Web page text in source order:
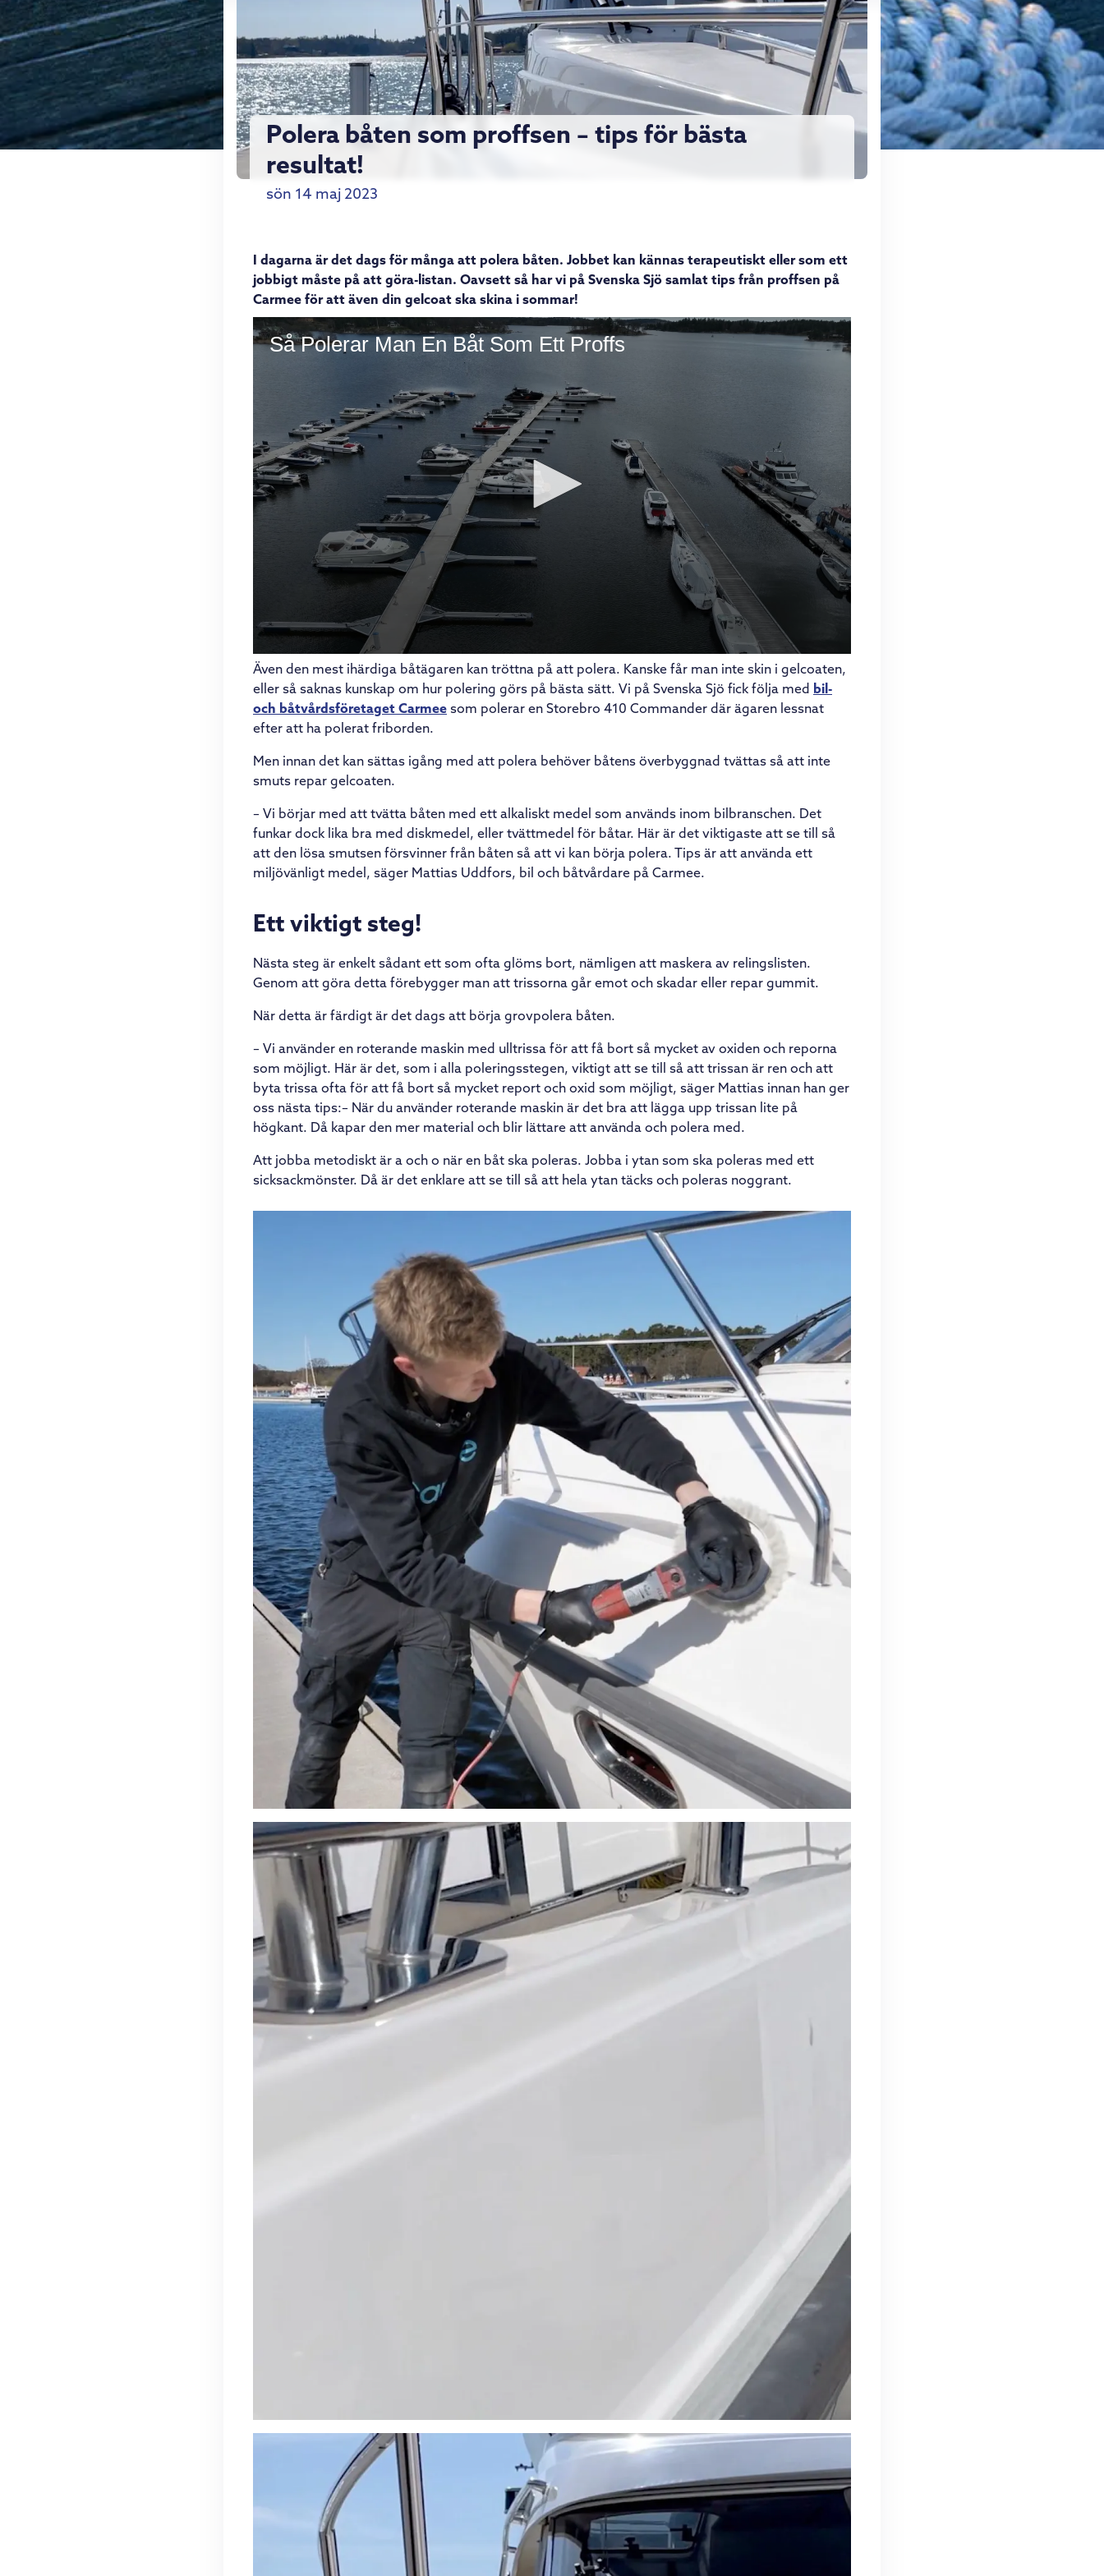
Polera båten som proffsen – tips för bästa
resultat!
sön 14 maj 2023
I dagarna är det dags för många att polera båten. Jobbet kan kännas terapeutiskt eller som ett
jobbigt måste på att göra-listan. Oavsett så har vi på Svenska Sjö samlat tips från proffsen på
Carmee för att även din gelcoat ska skina i sommar!
Även den mest ihärdiga båtägaren kan tröttna på att polera. Kanske får man inte skin i gelcoaten,
eller så saknas kunskap om hur polering görs på bästa sätt. Vi på Svenska Sjö fick följa med bil-
och båtvårdsföretaget Carmee som polerar en Storebro 410 Commander där ägaren lessnat
efter att ha polerat friborden.
Men innan det kan sättas igång med att polera behöver båtens överbyggnad tvättas så att inte
smuts repar gelcoaten.
– Vi börjar med att tvätta båten med ett alkaliskt medel som används inom bilbranschen. Det
funkar dock lika bra med diskmedel, eller tvättmedel för båtar. Här är det viktigaste att se till så
att den lösa smutsen försvinner från båten så att vi kan börja polera. Tips är att använda ett
miljövänligt medel, säger Mattias Uddfors, bil och båtvårdare på Carmee.
Ett viktigt steg!
Nästa steg är enkelt sådant ett som ofta glöms bort, nämligen att maskera av relingslisten.
Genom att göra detta förebygger man att trissorna går emot och skadar eller repar gummit.
När detta är färdigt är det dags att börja grovpolera båten.
– Vi använder en roterande maskin med ulltrissa för att få bort så mycket av oxiden och reporna
som möjligt. Här är det, som i alla poleringsstegen, viktigt att se till så att trissan är ren och att
byta trissa ofta för att få bort så mycket report och oxid som möjligt, säger Mattias innan han ger
oss nästa tips:– När du använder roterande maskin är det bra att lägga upp trissan lite på
högkant. Då kapar den mer material och blir lättare att använda och polera med.
Att jobba metodiskt är a och o när en båt ska poleras. Jobba i ytan som ska poleras med ett
sicksackmönster. Då är det enklare att se till så att hela ytan täcks och poleras noggrant.